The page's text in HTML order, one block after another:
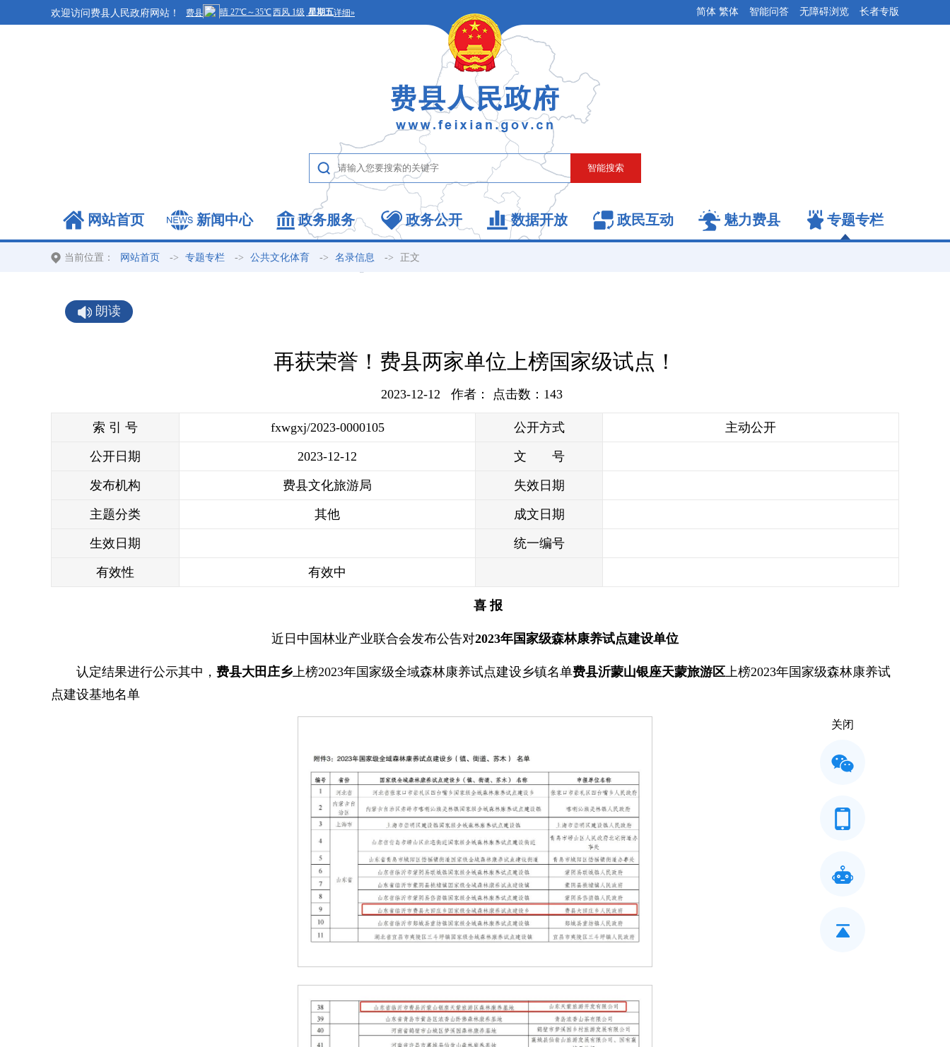
欢迎访问费县人民政府网站！ 智能问答 无障碍浏览 长者专版
简体 繁体
网站首页 新闻中心 政务服务 政务公开 数据开放 政民互动 魅力费县 专题专栏
当前位置： 网站首页 -> 专题专栏 -> 公共文化体育 -> 名录信息 -> 正文
朗读
再获荣誉！费县两家单位上榜国家级试点！
2023-12-12 作者： 点击数： 143
索 引 号 fxwgxj/2023-0000105 公开方式 主动公开
公开日期 2023-12-12 文 号
发布机构 费县文化旅游局 失效日期
主题分类 其他 成文日期
生效日期 统一编号
有效性 有效中
喜 报
近日中国林业产业联合会发布公告对2023年国家级森林康养试点建设单位
认定结果进行公示其中， 费县大田庄乡上榜2023年国家级全域森林康养试点建设乡镇名单费县沂蒙山银座天蒙旅游区上榜2023年国家级森林康养试
点建设基地名单
关闭